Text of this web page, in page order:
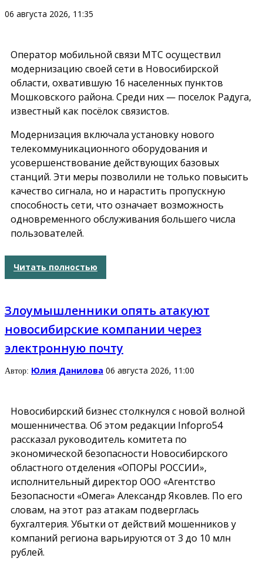
06 августа 2026, 11:35
Оператор мобильной связи МТС осуществил
модернизацию своей сети в Новосибирской
области, охватившую 16 населенных пунктов
Мошковского района. Среди них — поселок Радуга,
известный как посёлок связистов.
Модернизация включала установку нового
телекоммуникационного оборудования и
усовершенствование действующих базовых
станций. Эти меры позволили не только повысить
качество сигнала, но и нарастить пропускную
способность сети, что означает возможность
одновременного обслуживания большего числа
пользователей.
Читать полностью
Злоумышленники опять атакуют
новосибирские компании через
электронную почту
Автор: Юлия Данилова 06 августа 2026, 11:00
Новосибирский бизнес столкнулся с новой волной
мошенничества. Об этом редакции Infopro54
рассказал руководитель комитета по
экономической безопасности Новосибирского
областного отделения «ОПОРЫ РОССИИ»,
исполнительный директор ООО «Агентство
Безопасности «Омега» Александр Яковлев. По его
словам, на этот раз атакам подверглась
бухгалтерия. Убытки от действий мошенников у
компаний региона варьируются от 3 до 10 млн
рублей.